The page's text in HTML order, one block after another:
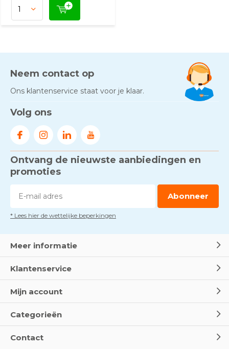
Neem contact op
Ons klantenservice staat voor je klaar.
Volg ons
Ontvang de nieuwste aanbiedingen en
promoties
Abonneer
* Lees hier de wettelijke beperkingen
Meer informatie
Klantenservice
Mijn account
Categorieën
Contact